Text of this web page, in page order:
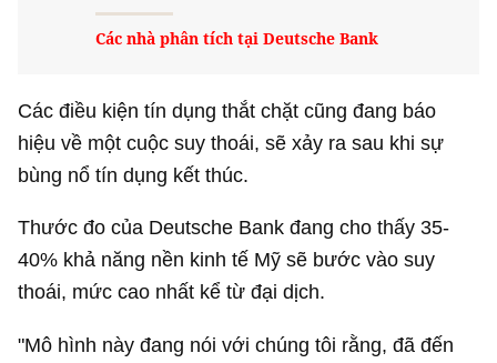
Các nhà phân tích tại Deutsche Bank
Các điều kiện tín dụng thắt chặt cũng đang báo
hiệu về một cuộc suy thoái, sẽ xảy ra sau khi sự
bùng nổ tín dụng kết thúc.
Thước đo của Deutsche Bank đang cho thấy 35-
40% khả năng nền kinh tế Mỹ sẽ bước vào suy
thoái, mức cao nhất kể từ đại dịch.
"Mô hình này đang nói với chúng tôi rằng, đã đến